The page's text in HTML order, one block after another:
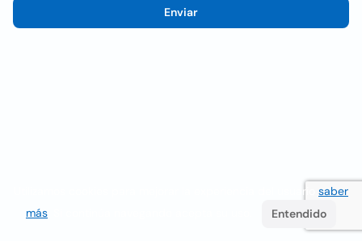
Enviar
Utilizamos cookies para mejorar la experiencia del usuario saber
más
Entendido